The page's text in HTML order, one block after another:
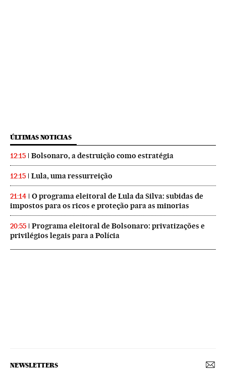
ÚLTIMAS NOTICIAS
12:15 Bolsonaro, a destruição como estratégia
12:15 Lula, uma ressurreição
21:14
O programa eleitoral de Lula da Silva: subidas de
impostos para os ricos e proteção para as minorias
20:55
Programa eleitoral de Bolsonaro: privatizações e
privilégios legais para a Polícia
NEWSLETTERS